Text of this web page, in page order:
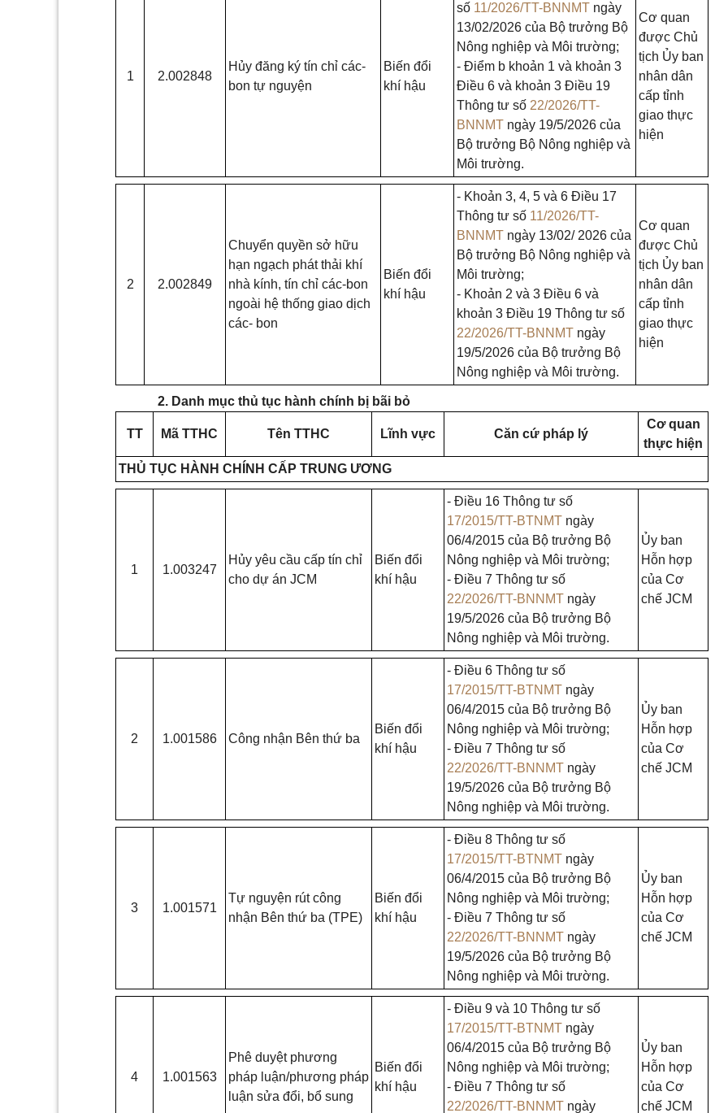
1 2.002848
Hủy đăng ký tín chỉ các-
bon tự nguyện
Biến đổi
khí hậu
số 11/2026/TT-BNNMT ngày
13/02/2026 của Bộ trưởng Bộ
Nông nghiệp và Môi trường;
- Điểm b khoản 1 và khoản 3
Điều 6 và khoản 3 Điều 19
Thông tư số 22/2026/TT-
BNNMT ngày 19/5/2026 của
Bộ trưởng Bộ Nông nghiệp và
Môi trường.
Cơ quan
được Chủ
tịch Ủy ban
nhân dân
cấp tỉnh
giao thực
hiện
2 2.002849
Chuyển quyền sở hữu
hạn ngạch phát thải khí
nhà kính, tín chỉ các-bon
ngoài hệ thống giao dịch
các- bon
Biến đổi
khí hậu
- Khoản 3, 4, 5 và 6 Điều 17
Thông tư số 11/2026/TT-
BNNMT ngày 13/02/ 2026 của
Bộ trưởng Bộ Nông nghiệp và
Môi trường;
- Khoản 2 và 3 Điều 6 và
khoản 3 Điều 19 Thông tư số
22/2026/TT-BNNMT ngày
19/5/2026 của Bộ trưởng Bộ
Nông nghiệp và Môi trường.
Cơ quan
được Chủ
tịch Ủy ban
nhân dân
cấp tỉnh
giao thực
hiện
2. Danh mục thủ tục hành chính bị bãi bỏ
TT Mã TTHC Tên TTHC Lĩnh vực Căn cứ pháp lý
Cơ quan
thực hiện
THỦ TỤC HÀNH CHÍNH CẤP TRUNG ƯƠNG
1 1.003247
Hủy yêu cầu cấp tín chỉ
cho dự án JCM
Biến đổi
khí hậu
- Điều 16 Thông tư số
17/2015/TT-BTNMT ngày
06/4/2015 của Bộ trưởng Bộ
Nông nghiệp và Môi trường;
- Điều 7 Thông tư số
22/2026/TT-BNNMT ngày
19/5/2026 của Bộ trưởng Bộ
Nông nghiệp và Môi trường.
Ủy ban
Hỗn hợp
của Cơ
chế JCM
2 1.001586 Công nhận Bên thứ ba
Biến đổi
khí hậu
- Điều 6 Thông tư số
17/2015/TT-BTNMT ngày
06/4/2015 của Bộ trưởng Bộ
Nông nghiệp và Môi trường;
- Điều 7 Thông tư số
22/2026/TT-BNNMT ngày
19/5/2026 của Bộ trưởng Bộ
Nông nghiệp và Môi trường.
Ủy ban
Hỗn hợp
của Cơ
chế JCM
3 1.001571
Tự nguyện rút công
nhận Bên thứ ba (TPE)
Biến đổi
khí hậu
- Điều 8 Thông tư số
17/2015/TT-BTNMT ngày
06/4/2015 của Bộ trưởng Bộ
Nông nghiệp và Môi trường;
- Điều 7 Thông tư số
22/2026/TT-BNNMT ngày
19/5/2026 của Bộ trưởng Bộ
Nông nghiệp và Môi trường.
Ủy ban
Hỗn hợp
của Cơ
chế JCM
4 1.001563
Phê duyệt phương
pháp luận/phương pháp
luận sửa đổi, bổ sung
Biến đổi
khí hậu
- Điều 9 và 10 Thông tư số
17/2015/TT-BTNMT ngày
06/4/2015 của Bộ trưởng Bộ
Nông nghiệp và Môi trường;
- Điều 7 Thông tư số
22/2026/TT-BNNMT ngày
Ủy ban
Hỗn hợp
của Cơ
chế JCM